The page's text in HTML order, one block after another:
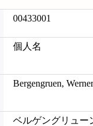
00433001
個人名
Bergengruen,
ベルゲングリュー